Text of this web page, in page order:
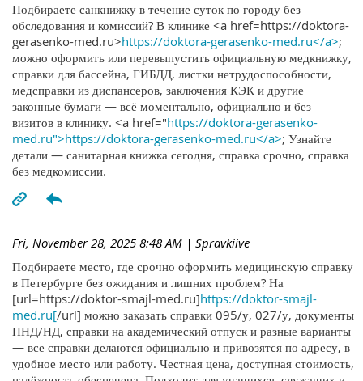
Подбираете санкнижку в течение суток по городу без
обследования и комиссий? В клинике <a href=https://doktora-
gerasenko-med.ru>https://doktora-gerasenko-med.ru</a>;
можно оформить или перевыпустить официальную медкнижку,
справки для бассейна, ГИБДД, листки нетрудоспособности,
медсправки из диспансеров, заключения КЭК и другие
законные бумаги — всё моментально, официально и без
визитов в клинику. <a href="https://doktora-gerasenko-
med.ru">https://doktora-gerasenko-med.ru</a>; Узнайте
детали — санитарная книжка сегодня, справка срочно, справка
без медкомиссии.
Fri, November 28, 2025 8:48 AM | Spravkiive
Подбираете место, где срочно оформить медицинскую справку
в Петербурге без ожидания и лишних проблем? На
[url=https://doktor-smajl-med.ru]https://doktor-smajl-
med.ru[/url] можно заказать справки 095/у, 027/у, документы
ПНД/НД, справки на академический отпуск и разные варианты
— все справки делаются официально и привозятся по адресу, в
удобное место или работу. Честная цена, доступная стоимость,